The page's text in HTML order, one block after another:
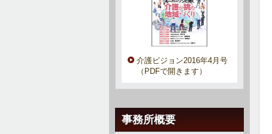
介護ビジョン2016年4月号
（PDFで開きます）
事務所概要